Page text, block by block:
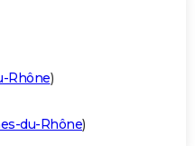
Rhône)
du-Rhône)